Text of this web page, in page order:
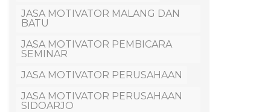
JASA MOTIVATOR MALANG DAN
BATU
JASA MOTIVATOR PEMBICARA
SEMINAR
JASA MOTIVATOR PERUSAHAAN
JASA MOTIVATOR PERUSAHAAN
SIDOARJO